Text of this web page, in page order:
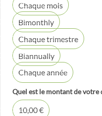
Chaque mois
Bimonthly
Chaque trimestre
Biannually
Chaque année
Quel est le montant de votre
10,00 €